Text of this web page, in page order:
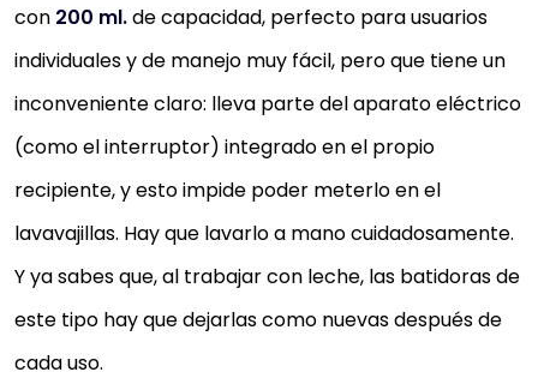
con 200 ml.de capacidad, perfecto para usuarios
individuales y de manejo muy fácil, pero que tiene un
inconveniente claro: lleva parte del aparato eléctrico
(como el interruptor) integrado en el propio
recipiente, y esto impide poder meterlo en el
lavavajillas. Hay que lavarlo a mano cuidadosamente.
Y ya sabes que, al trabajar con leche, las batidoras de
este tipo hay que dejarlas como nuevas después de
cada uso.